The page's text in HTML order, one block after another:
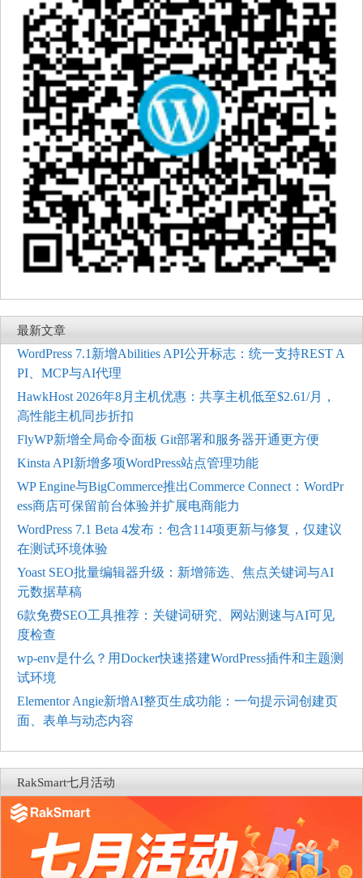
最新文章
WordPress 7.1新增Abilities API公开标志：统一支持REST A
PI、MCP与AI代理
HawkHost 2026年8月主机优惠：共享主机低至$2.61/月，
高性能主机同步折扣
FlyWP新增全局命令面板 Git部署和服务器开通更方便
Kinsta API新增多项WordPress站点管理功能
WP Engine与BigCommerce推出Commerce Connect：WordPr
ess商店可保留前台体验并扩展电商能力
WordPress 7.1 Beta 4发布：包含114项更新与修复，仅建议
在测试环境体验
Yoast SEO批量编辑器升级：新增筛选、焦点关键词与AI
元数据草稿
6款免费SEO工具推荐：关键词研究、网站测速与AI可见
度检查
wp-env是什么？用Docker快速搭建WordPress插件和主题测
试环境
Elementor Angie新增AI整页生成功能：一句提示词创建页
面、表单与动态内容
RakSmart七月活动